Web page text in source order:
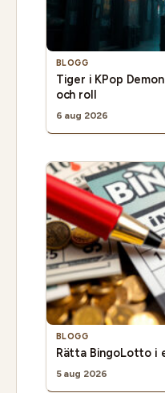
BLOGG
Tiger i KPop
och roll
6 aug 2026
BLOGG
Rätta BingoLotto i
5 aug 2026